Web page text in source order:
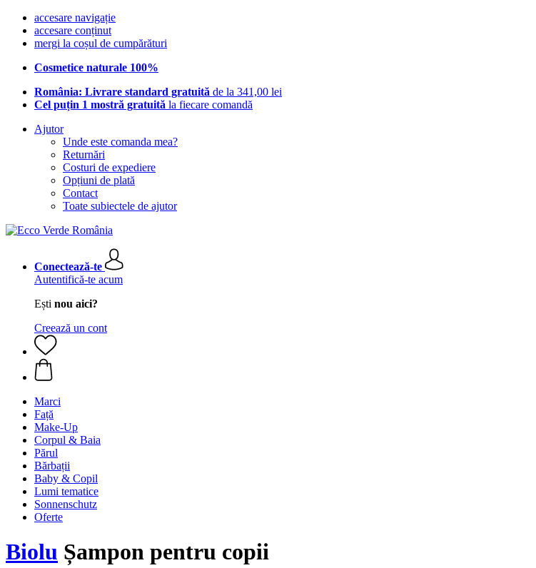
accesare navigație
accesare conținut
mergi la coșul de cumpărături
Cosmetice naturale 100%
România: Livrare standard gratuită de la 341,00 lei
Cel puțin 1 mostră gratuită la fiecare comandă
Ajutor
Unde este comanda mea?
Returnări
Costuri de expediere
Opțiuni de plată
Contact
Toate subiectele de ajutor
Conectează-te
Autentifică-te acum
Ești nou aici?
Creează un cont
Marci
Față
Make-Up
Corpul & Baia
Părul
Bărbații
Baby & Copil
Lumi tematice
Sonnenschutz
Oferte
Biolu Șampon pentru copii